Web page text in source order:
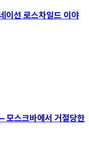
이선 로스차일드 이야
모스크바에서 거절당한